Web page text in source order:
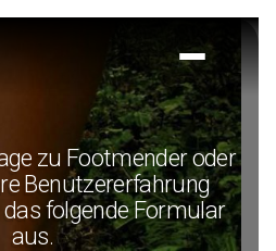
zu Footmender oder
Benutzererfahrung
das folgende Formular
aus.